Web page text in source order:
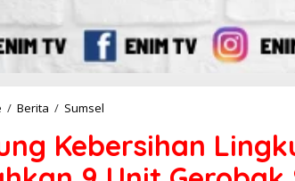
/ Berita / Sumsel
k
u
n
Kebersihan